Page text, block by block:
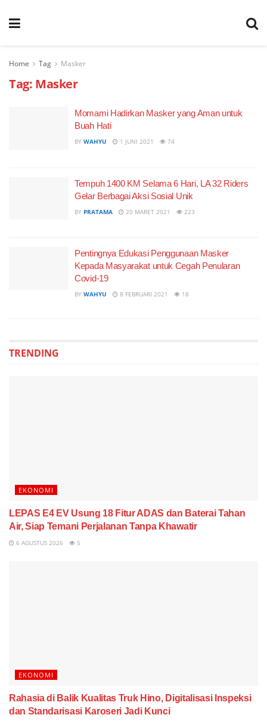
Home Tag Masker
Tag: Masker
Momami Hadirkan Masker yang Aman untuk
Buah Hati
BY WAHYU 1 JUNI 2021 74
Tempuh 1400 KM Selama 6 Hari, LA 32 Riders
Gelar Berbagai Aksi Sosial Unik
BY PRATAMA 20 MARET 2021 223
Pentingnya Edukasi Penggunaan Masker
Kepada Masyarakat untuk Cegah Penularan
Covid-19
BY WAHYU 8 FEBRUARI 2021 18
TRENDING
EKONOMI
LEPAS E4 EV Usung 18 Fitur ADAS dan Baterai Tahan
Air, Siap Temani Perjalanan Tanpa Khawatir
6 AGUSTUS 2026 5
EKONOMI
Rahasia di Balik Kualitas Truk Hino, Digitalisasi Inspeksi
dan Standarisasi Karoseri Jadi Kunci